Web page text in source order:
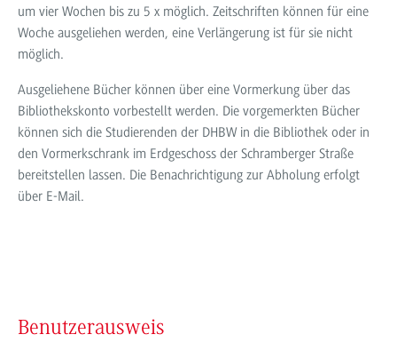
um vier Wochen bis zu 5 x möglich. Zeitschriften können für eine
Woche ausgeliehen werden, eine Verlängerung ist für sie nicht
möglich.
Ausgeliehene Bücher können über eine Vormerkung über das
Bibliothekskonto vorbestellt werden. Die vorgemerkten Bücher
können sich die Studierenden der DHBW in die Bibliothek oder in
den Vormerkschrank im Erdgeschoss der Schramberger Straße
bereitstellen lassen. Die Benachrichtigung zur Abholung erfolgt
über E-Mail.
Benutzerausweis